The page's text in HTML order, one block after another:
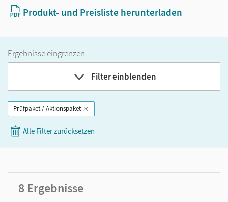
Produkt- und Preisliste herunterladen
Ergebnisse eingrenzen
Filter einblenden
Band
GER-Niveau
Prüfpaket / Aktionspaket
Alle Filter zurücksetzen
8 Ergebnisse